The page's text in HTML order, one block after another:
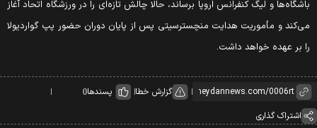
و لیگ کنفرانس اروپا برساند، حالا چالش تازه‌ای را در ورزشگاه اتحاد آغاز
و مأموریت هدایت منچسترسیتی پس از پایان دوران حضور پپ گواردیولا
بر عهده خواهد داشت.
گزارش خطا پسندها0
اشتراک گذاری